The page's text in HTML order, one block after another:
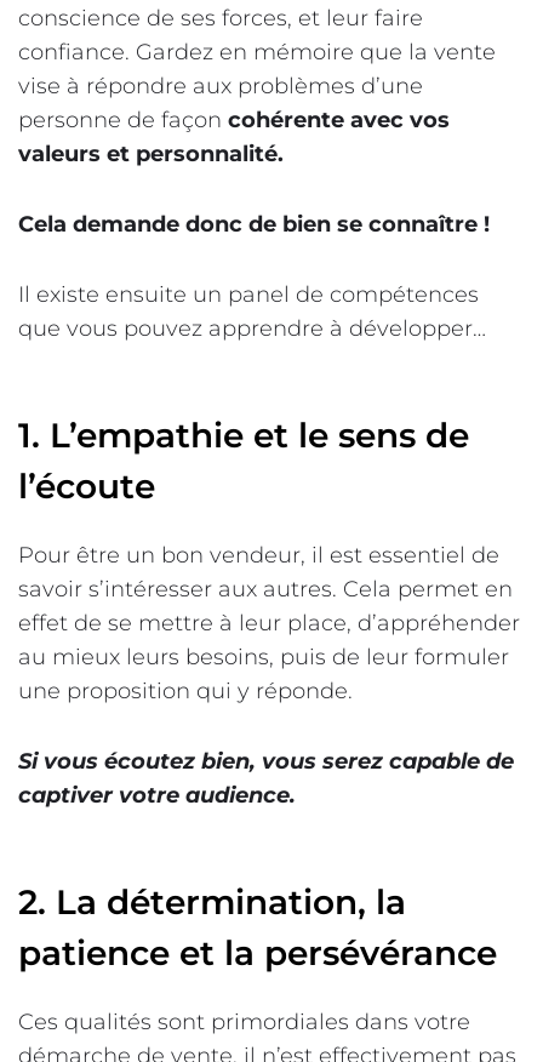
conscience de ses forces, et leur faire
confiance. Gardez en mémoire que la vente
vise à répondre aux problèmes d’une
personne de façon cohérente avec vos
valeurs et personnalité.
Cela demande donc de bien se connaître !
Il existe ensuite un panel de compétences
que vous pouvez apprendre à développer…
1. L’empathie et le sens de
l’écoute
Pour être un bon vendeur, il est essentiel de
savoir s’intéresser aux autres. Cela permet en
effet de se mettre à leur place, d’appréhender
au mieux leurs besoins, puis de leur formuler
une proposition qui y réponde.
Si vous écoutez bien, vous serez capable de
captiver votre audience.
2. La détermination, la
patience et la persévérance
Ces qualités sont primordiales dans votre
démarche de vente, il n’est effectivement pas